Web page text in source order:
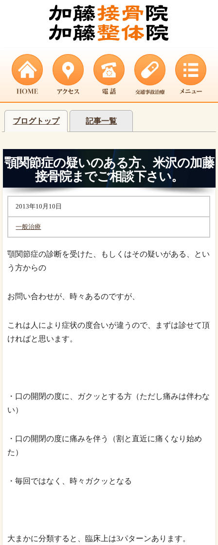
ブログトップ 記事一覧
顎関節症の疑いのある方、米沢の加藤
接骨院までご相談下さい。
2013年10月10日
一般治療
顎関節症の診断を受けた、もしくはその疑いがある、とい
う方からの
お問い合わせが、時々あるのですが、
これは人により症状の度合いが違うので、まずは診せて頂
ければと思います。
・口の開閉の度に、ガクッとする方（ただし痛みは伴わな
い）
・口の開閉の度に痛みを伴う（割と直近に痛くなり始め
た）
・毎回ではなく、時々ガクッとなる
大まかに分類すると、臨床上は3パターンあります。